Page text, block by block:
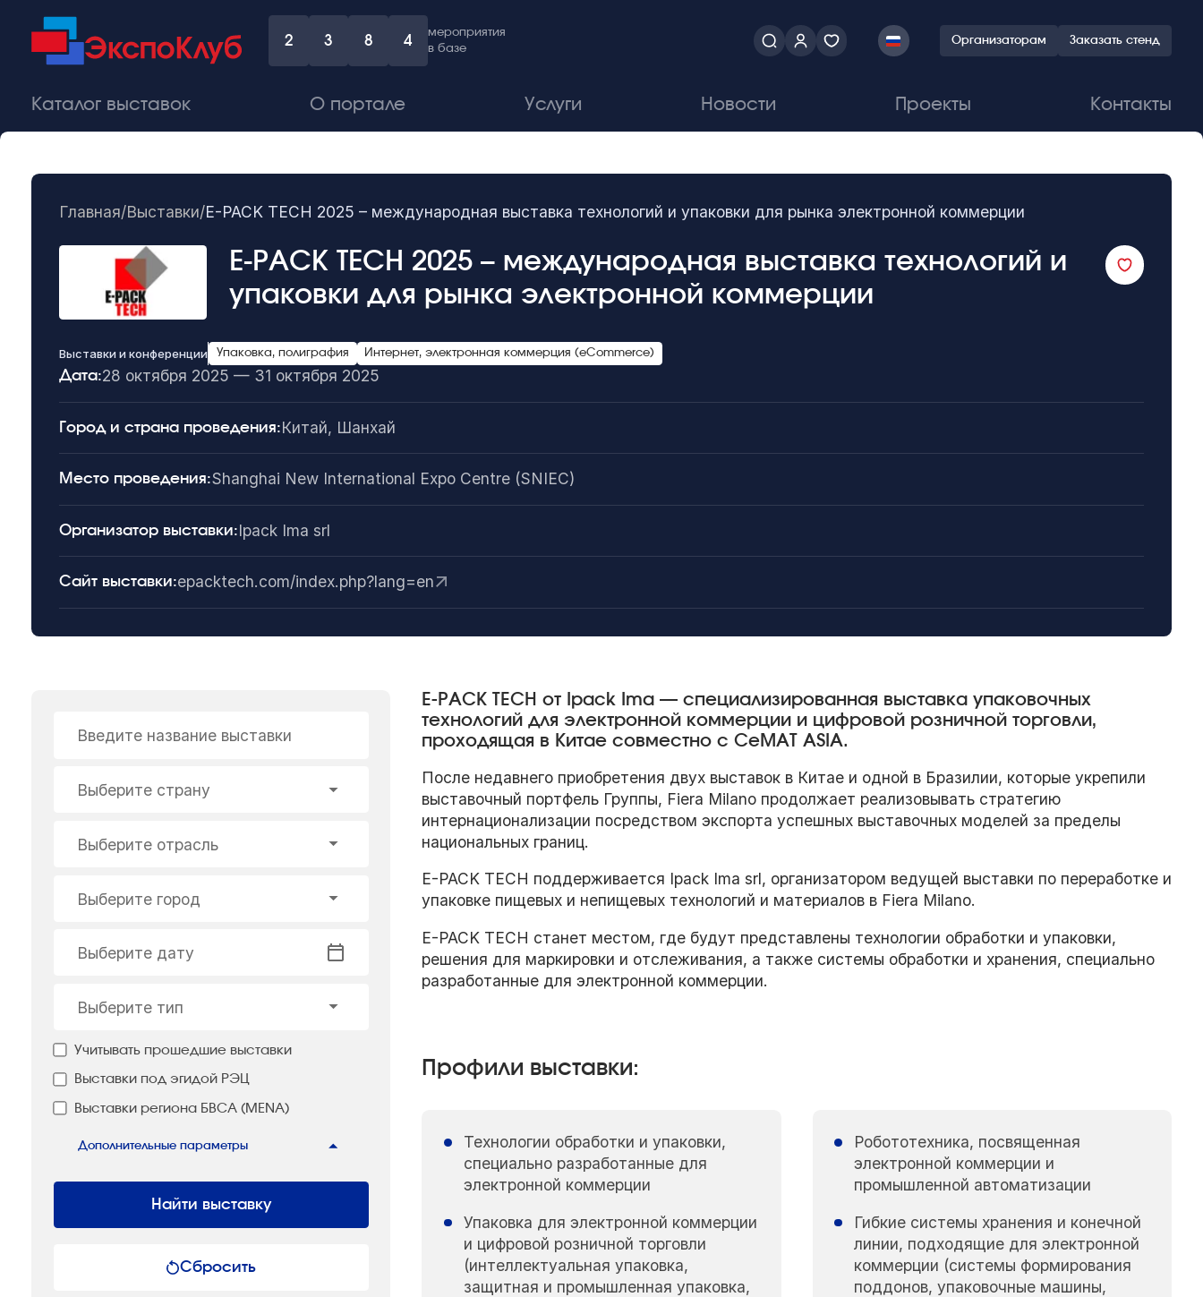
2 3 8 4
мероприятия
в базе
Организаторам Заказать стенд
Каталог выставок О портале Услуги Новости Проекты Контакты
Главная/Выставки/E-PACK TECH 2025 – международная выставка технологий и упаковки для рынка электронной коммерции
E-PACK TECH 2025 – международная выставка технологий и
упаковки для рынка электронной коммерции
Выставки и конференции Упаковка, полиграфия Интернет, электронная коммерция (eCommerce)
Дата:28 октября 2025 — 31 октября 2025
Город и страна проведения:Китай, Шанхай
Место проведения:Shanghai New International Expo Centre (SNIEC)
Организатор выставки:Ipack Ima srl
Сайт выставки:epacktech.com/index.php?lang=en
Введите название выставки
Выберите страну
Выберите отрасль
Выберите город
Выберите дату
Выберите тип
Учитывать прошедшие выставки
Выставки под эгидой РЭЦ
Выставки региона БВСА (MENA)
Дополнительные параметры
Найти выставку
Сбросить
E-PACK TECH от Ipack Ima — специализированная выставка упаковочных
технологий для электронной коммерции и цифровой розничной торговли,
проходящая в Китае совместно с CeMAT ASIA.
После недавнего приобретения двух выставок в Китае и одной в Бразилии, которые укрепили
выставочный портфель Группы, Fiera Milano продолжает реализовывать стратегию
интернационализации посредством экспорта успешных выставочных моделей за пределы
национальных границ.
E-PACK TECH поддерживается Ipack Ima srl, организатором ведущей выставки по переработке и
упаковке пищевых и непищевых технологий и материалов в Fiera Milano.
E-PACK TECH станет местом, где будут представлены технологии обработки и упаковки,
решения для маркировки и отслеживания, а также системы обработки и хранения, специально
разработанные для электронной коммерции.
Профили выставки:
Технологии обработки и упаковки,
специально разработанные для
электронной коммерции
Упаковка для электронной коммерции
и цифровой розничной торговли
(интеллектуальная упаковка,
защитная и промышленная упаковка,
Робототехника, посвященная
электронной коммерции и
промышленной автоматизации
Гибкие системы хранения и конечной
линии, подходящие для электронной
коммерции (системы формирования
поддонов, упаковочные машины,